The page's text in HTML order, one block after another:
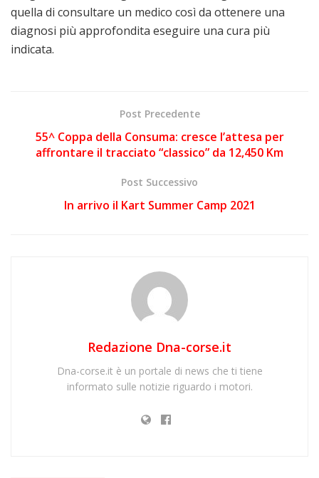
quella di consultare un medico così da ottenere una
diagnosi più approfondita eseguire una cura più
indicata.
Post Precedente
55^ Coppa della Consuma: cresce l’attesa per
affrontare il tracciato “classico” da 12,450 Km
Post Successivo
In arrivo il Kart Summer Camp 2021
Redazione Dna-corse.it
Dna-corse.it è un portale di news che ti tiene
informato sulle notizie riguardo i motori.